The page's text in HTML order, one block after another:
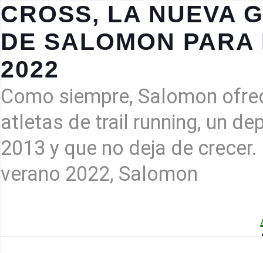
CROSS, LA NUEVA
DE SALOMON
2022
NUEVA
GAMA
DE
ROPA
RUNNING
DE
SALOMON
PARA
Como siempre, Salomon
atletas de trail running, un
2013 y que no deja de
verano 2022, Salomon